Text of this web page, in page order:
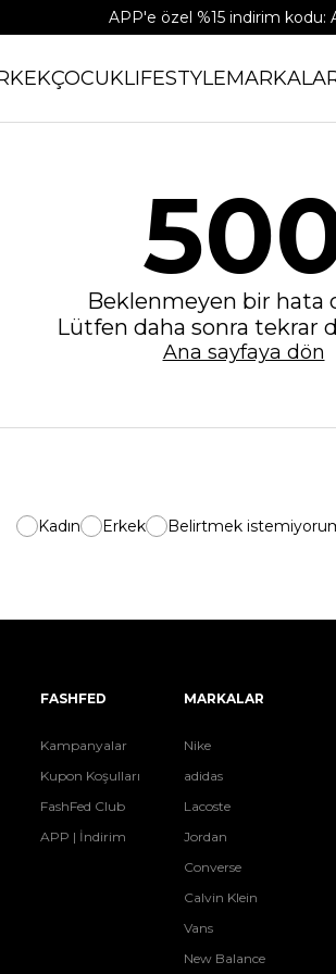
APP'e özel %15 indirim kodu:
ÇOCUKLIFESTYLE
Beklenmeyen bir hata
Lütfen daha sonra tekrar
Ana sayfaya dön
Kadın Erkek Belirtmek
FASHFED
Kampanyalar
Kupon Koşulları
FashFed Club
APP | İndirim
MARKALAR
Nike
adidas
Lacoste
Jordan
Converse
Calvin Klein
Vans
New Balance